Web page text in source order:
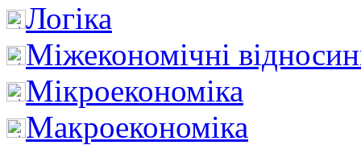
Логіка
Міжекономічні
Мікроекономіка
Макроекономіка